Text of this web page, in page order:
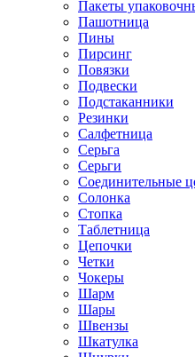
Пакеты
Пашотница
Пины
Пирсинг
Повязки
Подвески
Подстаканники
Резинки
Салфетница
Серьга
Серьги
Соединительные
Солонка
Стопка
Таблетница
Цепочки
Четки
Чокеры
Шарм
Шары
Швензы
Шкатулка